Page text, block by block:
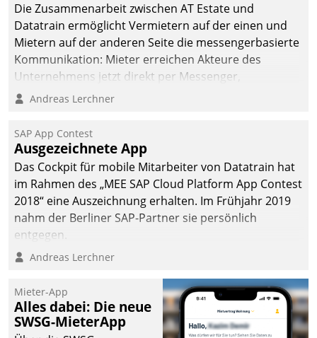
Die Zusammenarbeit zwischen AT Estate und
Datatrain ermöglicht Vermietern auf der einen und
Mietern auf der anderen Seite die messengerbasierte
Kommunikation: Mieter erreichen Akteure des
Unternehmens jetzt direkt per Messenger,
Mitarbeiter oder Dienstleister empfangen oder
Andreas Lerchner
SAP App Contest
Ausgezeichnete App
Das Cockpit für mobile Mitarbeiter von Datatrain hat
im Rahmen des „MEE SAP Cloud Platform App Contest
2018“ eine Auszeichnung erhalten. Im Frühjahr 2019
nahm der Berliner SAP-Partner sie persönlich
entgegen.
Andreas Lerchner
Mieter-App
Alles dabei: Die neue
SWSG-MieterApp